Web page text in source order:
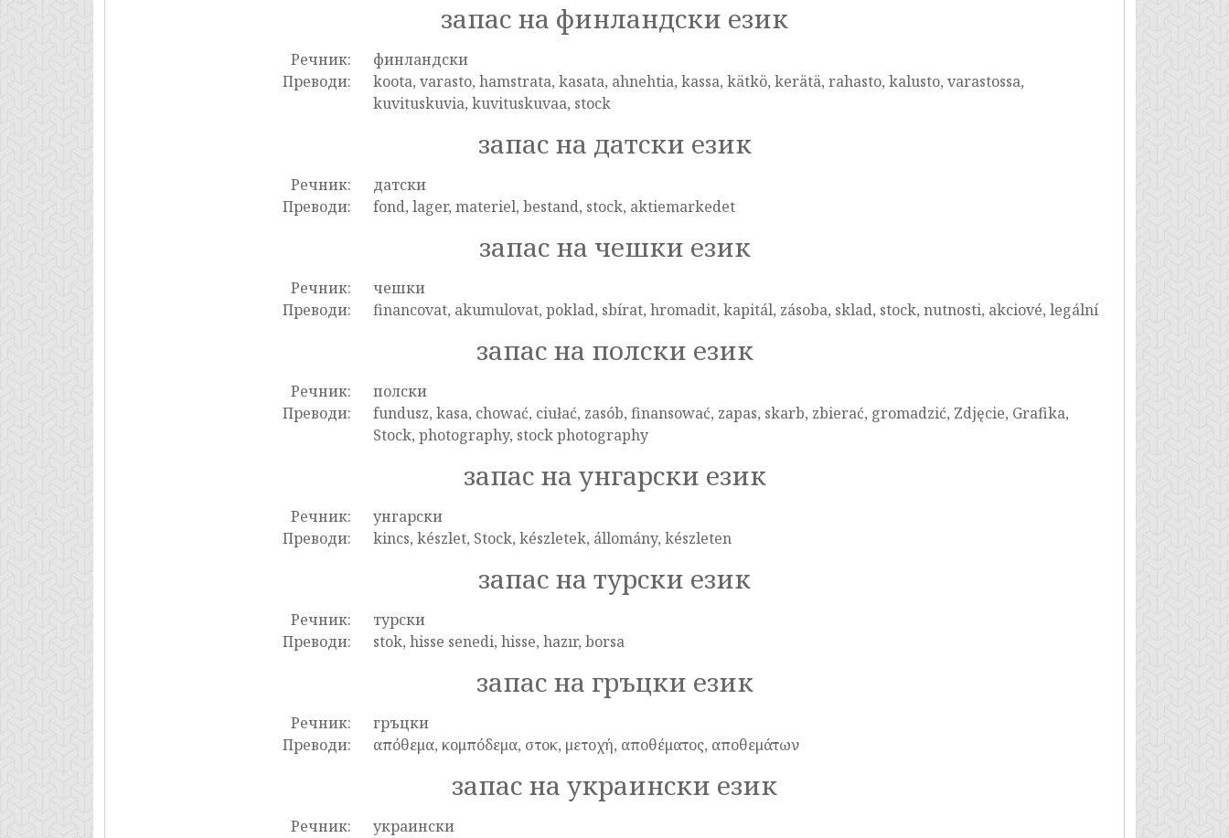
запас на финландски език
Речник:
финландски
Преводи:
koota, varasto, hamstrata, kasata, ahnehtia, kassa, kätkö, kerätä, rahasto, kalusto, varastossa,
kuvituskuvia, kuvituskuvaa, stock
запас на датски език
Речник:
датски
Преводи:
fond, lager, materiel, bestand, stock, aktiemarkedet
запас на чешки език
Речник:
чешки
Преводи:
financovat, akumulovat, poklad, sbírat, hromadit, kapitál, zásoba, sklad, stock, nutnosti, akciové, legální
запас на полски език
Речник:
полски
Преводи:
fundusz, kasa, chować, ciułać, zasób, finansować, zapas, skarb, zbierać, gromadzić, Zdjęcie, Grafika,
Stock, photography, stock photography
запас на унгарски език
Речник:
унгарски
Преводи:
kincs, készlet, Stock, készletek, állomány, készleten
запас на турски език
Речник:
турски
Преводи:
stok, hisse senedi, hisse, hazır, borsa
запас на гръцки език
Речник:
гръцки
Преводи:
απόθεμα, κομπόδεμα, στοκ, μετοχή, αποθέματος, αποθεμάτων
запас на украински език
Речник: украински